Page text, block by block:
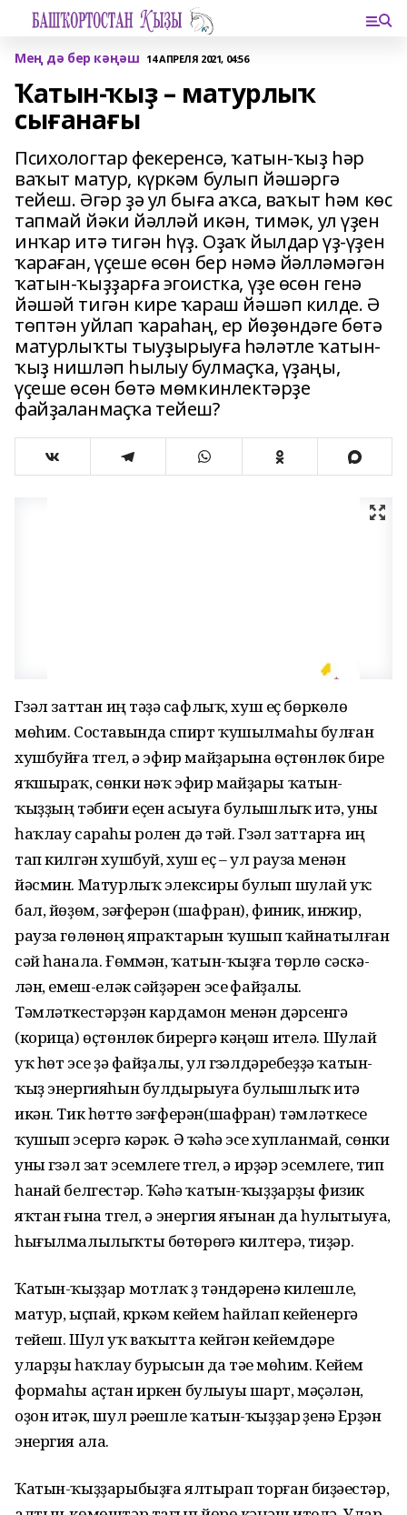
Мең дә бер кәңәш 14 АПРЕЛЯ 2021, 04:56
Ҡатын-ҡыҙ – матурлыҡ
сығанағы
Психологтар фекеренсә, ҡатын-ҡыҙ һәр
ваҡыт матур, күркәм булып йәшәргә
тейеш. Әгәр ҙә ул быға аҡса, ваҡыт һәм көс
тапмай йәки йәлләй икән, тимәк, ул үҙен
инҡар итә тигән һүҙ. Оҙаҡ йылдар үҙ-үҙен
ҡараған, үҫеше өсөн бер нәмә йәлләмәгән
ҡатын-ҡыҙҙарға эгоистка, үҙе өсөн генә
йәшәй тигән кире ҡараш йәшәп килде. Ә
төптән уйлап ҡараһаң, ер йөҙөндәге бөтә
матурлыҡты тыуҙырыуға һәләтле ҡатын-
ҡыҙ нишләп һылыу булмаҫҡа, үҙаңы,
үҫеше өсөн бөтә мөмкинлектәрҙе
файҙаланмаҫҡа тейеш?
Гүзәл заттан иң тәүҙә сафлыҡ, хуш еҫ бөркөлөү
мөһим. Составында спирт ҡушылмаһы булған
хушбуйға түгел, ә эфир майҙарына өҫтөнлөк биреү
яҡшыраҡ, сөнки нәҡ эфир майҙары ҡатын-
ҡыҙҙың тәбиғи еҫен асыуға булышлыҡ итә, уны
һаҡлау сараһы ролен дә үтәй. Гүзәл заттарға иң
тап килгән хушбуй, хуш еҫ – ул рауза менән
йәсмин. Матурлыҡ элексиры булып шулай уҡ:
бал, йөҙөм, зәғферән (шафран), финик, инжир,
рауза гөлөнөң япраҡтарын ҡушып ҡайнатылған
сәй һанала. Ғөмүмән, ҡатын-ҡыҙға төрлө сәскә-
үлән, емеш-еләк сәйҙәрен эсеү файҙалы.
Тәмләткестәрҙән кардамон менән дәрсенгә
(корица) өҫтөнлөк бирергә кәңәш ителә. Шулай
уҡ һөт эсеү ҙә файҙалы, ул гүзәлдәребеҙҙә ҡатын-
ҡыҙ энергияһын булдырыуға булышлыҡ итә
икән. Тик һөттө зәғферән(шафран) тәмләткесе
ҡушып эсергә кәрәк. Ә ҡәүһә эсеү хупланмай, сөнки
уны гүзәл зат эсемлеге түгел, ә ирҙәр эсемлеге, тип
һанай белгестәр. Ҡәүһә ҡатын-ҡыҙҙарҙы физик
яҡтан ғына түгел, ә энергия яғынан да һулытыуға,
һығылмалылыҡты бөтөрөүгә килтерә, тиҙәр.
Ҡатын-ҡыҙҙар мотлаҡ үҙ тәндәренә килешле,
матур, ыҫпай, күркәм кейем һайлап кейенергә
тейеш. Шул уҡ ваҡытта кейгән кейемдәре
уларҙы һаҡлау бурысын да үтәүе мөһим. Кейем
формаһы аҫтан иркен булыуы шарт, мәҫәлән,
оҙон итәк, шул рәүешле ҡатын-ҡыҙҙар үҙенә Ерҙән
энергия ала.
Ҡатын-ҡыҙҙарыбыҙға ялтырап торған биҙәүестәр,